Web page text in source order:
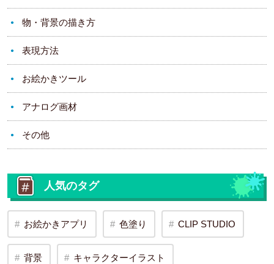
物・背景の描き方
表現方法
お絵かきツール
アナログ画材
その他
人気のタグ
お絵かきアプリ 色塗り CLIP STUDIO
背景 キャラクターイラスト